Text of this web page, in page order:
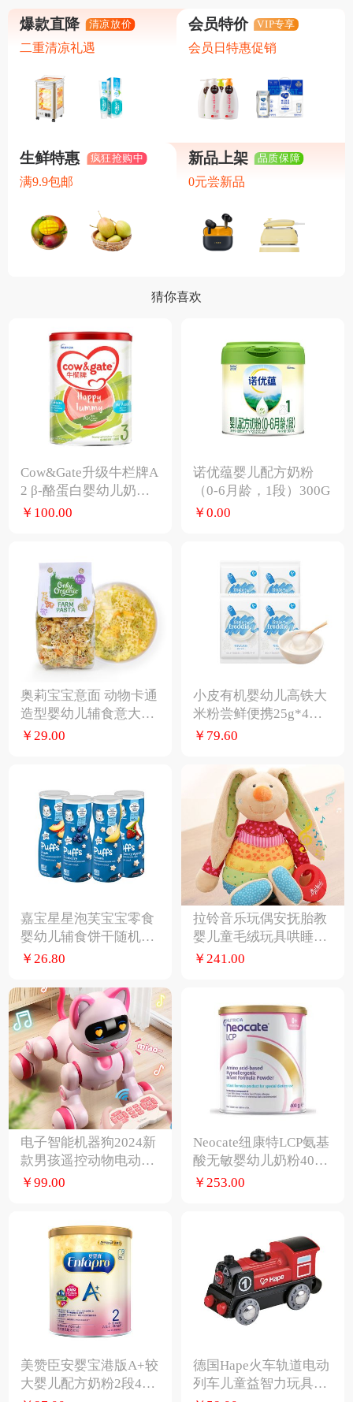
爆款直降 清凉放价
二重清凉礼遇
会员特价 VIP专享
会员日特惠促销
生鲜特惠 疯狂抢购中
满9.9包邮
新品上架 品质保障
0元尝新品
猜你喜欢
Cow&Gate升级牛栏牌A
2 β-酪蛋白婴幼儿奶粉3
段四罐900g
￥100.00
诺优蕴婴儿配方奶粉
（0-6月龄，1段）300G
￥0.00
奥莉宝宝意面 动物卡通
造型婴幼儿辅食意大利
面
￥29.00
小皮有机婴幼儿高铁大
米粉尝鲜便携25g*4宝
宝辅食米糊6月
￥79.60
嘉宝星星泡芙宝宝零食
婴幼儿辅食饼干随机口
味
￥26.80
拉铃音乐玩偶安抚胎教
婴儿童毛绒玩具哄睡宝
宝床推车挂件
￥241.00
电子智能机器狗2024新
款男孩遥控动物电动跳
舞机器猫儿童玩具女孩
￥99.00
Neocate纽康特LCP氨基
酸无敏婴幼儿奶粉400
g/罐配方
￥253.00
美赞臣安婴宝港版A+较
大婴儿配方奶粉2段400
德国Hape火车轨道电动
列车儿童益智力玩具宝